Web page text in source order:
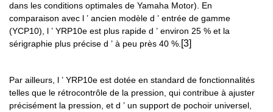
dans les conditions optimales de Yamaha Motor). En
comparaison avec l ’ ancien modèle d ’ entrée de gamme
(YCP10), l ’ YRP10e est plus rapide d ’ environ 25 % et la
sérigraphie plus précise d ’ à peu près 40 %.[3]
Par ailleurs, l ’ YRP10e est dotée en standard de fonctionnalités
telles que le rétrocontrôle de la pression, qui contribue à ajuster
précisément la pression, et d ’ un support de pochoir universel,